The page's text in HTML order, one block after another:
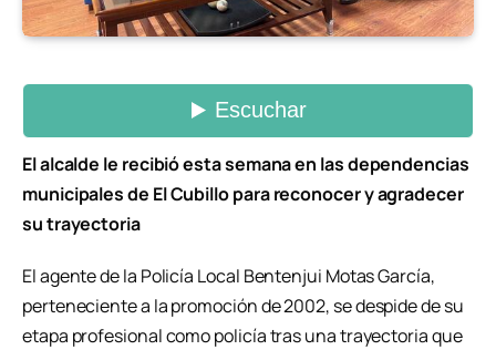
El alcalde le recibió esta semana en las dependencias
municipales de El Cubillo para reconocer y agradecer
su trayectoria
El agente de la Policía Local Bentenjui Motas García,
perteneciente a la promoción de 2002, se despide de su
etapa profesional como policía tras una trayectoria que